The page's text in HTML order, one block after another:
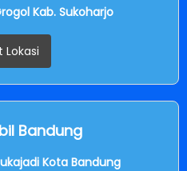
Kab. Sukoharjo
Lokasi
Bandung
Kota Bandung